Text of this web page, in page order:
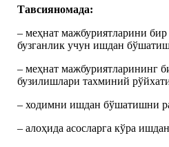
Тавсияномада:
– меҳнат мажбуриятларини
бузганлик учун ишдан
– меҳнат мажбуриятларининг
бузилишлари тахминий
– ходимни ишдан бўшатишни
– алоҳида асосларга кўра